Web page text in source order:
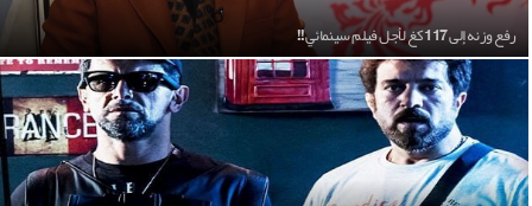
رفع وزنه إلى 117 كغ لأجل فيلم سينمائي!!